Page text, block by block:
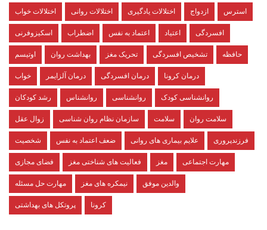
اختلالات خواب اختلالات روانی اختلالات یادگیری ازدواج استرس
اسکیزوفرنی اضطراب اعتماد به نفس اعتیاد افسردگی
اوتیسم بهداشت روان تحریک مغز تشخیص افسردگی حافظه
خواب درمان آلزایمر درمان افسردگی درمان کرونا
رشد کودکان روانشناس روانشناسی روانشناسی کودک
زوال عقل سازمان نظام روان شناسی سلامت سلامت روان
شخصیت ضعف اعتماد به نفس علایم بیماری های روانی فرزندپروری
فضای مجازی فعالیت های شناختی مغز مغز مهارت اجتماعی
مهارت حل مسئله نیمکره های مغز والدین موفق
پروتکل های بهداشتی کرونا